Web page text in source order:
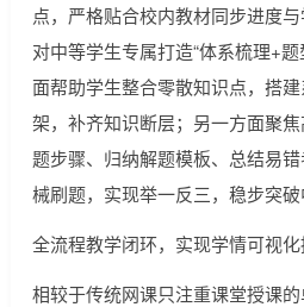
点，严格贴合校内教材同步进度
对中等学生专属打造“体系梳理+
面帮助学生整合零散知识点，搭
架，补齐知识断层；另一方面聚
题步骤、归纳解题模板、总结易
械刷题，实现举一反三，稳步突破
全流程教学闭环，实现学情可视
相较于传统网课只注重课堂授课